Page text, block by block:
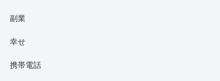
副業
幸せ
携帯電話